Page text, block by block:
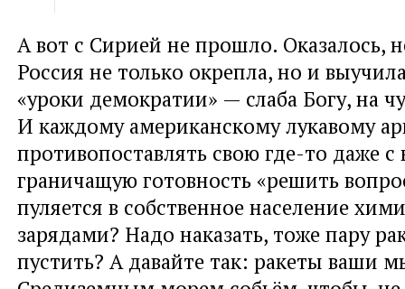
А вот с Сирией не прошло. Оказалось,
Россия не только окрепла, но и
«уроки демократии» — слаба Богу, на
И каждому американскому лукавому
противопоставлять свою где-то даже с
граничащую готовность «решить
пуляется в собственное население
зарядами? Надо наказать, тоже пару
пустить? А давайте так: ракеты ваши